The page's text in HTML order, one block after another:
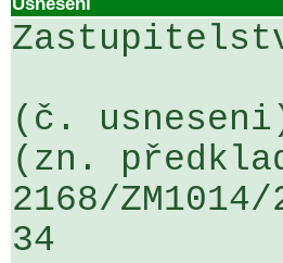
(č.
(zn.
2168/
34